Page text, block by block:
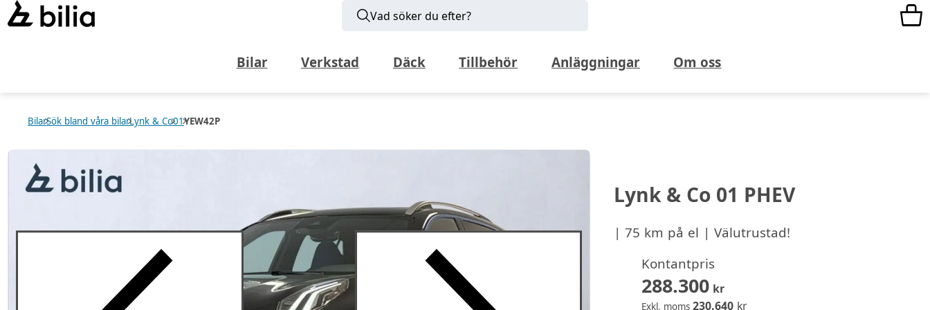
Vad söker du efter?
Bilar Verkstad Däck Tillbehör Anläggningar Om oss
BilarSök bland våra bilarLynk & Co01YEW42P
Lynk & Co 01 PHEV
| 75 km på el | Välutrustad!
Kontantpris
288.300kr
Exkl. moms 230.640kr